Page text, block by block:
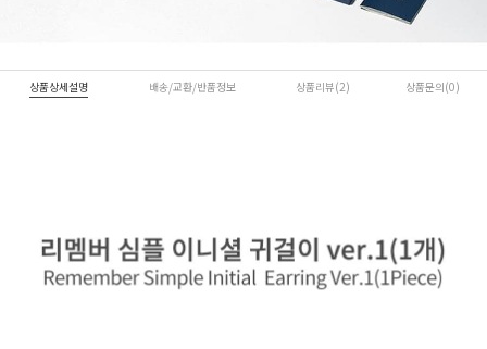
상품상세설명 배송/교환/반품정보 상품리뷰(2) 상품문의(0)